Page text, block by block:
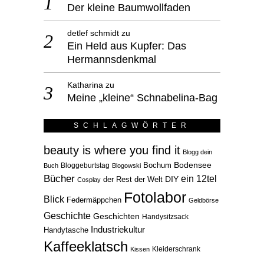
Der kleine Baumwollfaden
detlef schmidt zu
Ein Held aus Kupfer: Das
Hermannsdenkmal
Katharina zu
Meine „kleine“ Schnabelina-Bag
SCHLAGWÖRTER
beauty is where you find it Blogg dein
Buch Bloggeburtstag Blogowski Bochum Bodensee
Bücher Cosplay der Rest der Welt DIY ein 12tel
Blick Federmäppchen Fotolabor Geldbörse
Geschichte Geschichten Handysitzsack
Handytasche Industriekultur
Kaffeeklatsch Kissen Kleiderschrank